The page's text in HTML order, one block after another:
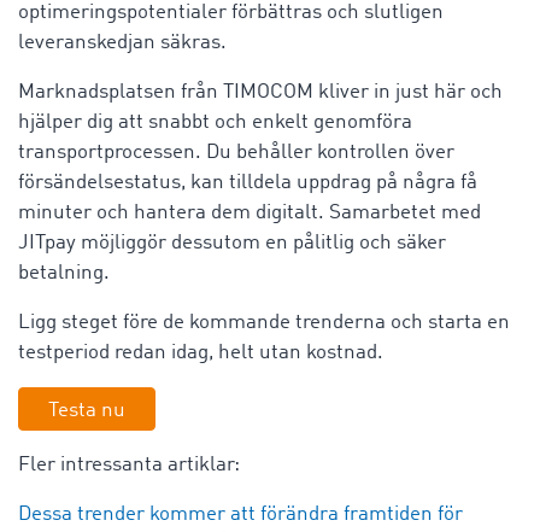
optimeringspotentialer förbättras och slutligen
leveranskedjan säkras.
Marknadsplatsen från TIMOCOM kliver in just här och
hjälper dig att snabbt och enkelt genomföra
transportprocessen. Du behåller kontrollen över
försändelsestatus, kan tilldela uppdrag på några få
minuter och hantera dem digitalt. Samarbetet med
JITpay möjliggör dessutom en pålitlig och säker
betalning.
Ligg steget före de kommande trenderna och starta en
testperiod redan idag, helt utan kostnad.
Testa nu
Fler intressanta artiklar:
Dessa trender kommer att förändra framtiden för